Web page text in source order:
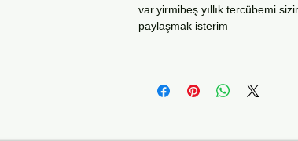
var.yirmibeş yıllık tercübemi
paylaşmak isterim